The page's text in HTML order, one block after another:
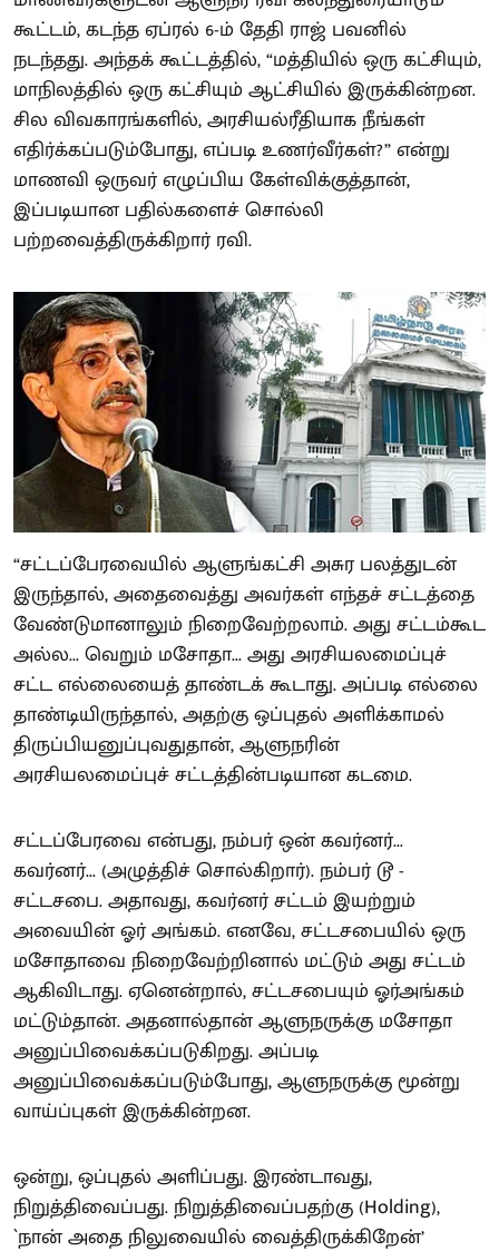
கூட்டம், கடந்த ஏப்ரல் 6-ம் தேதி ராஜ் பவனில்
நடந்தது. அந்தக் கூட்டத்தில், “மத்தியில் ஒரு கட்சியும்,
மாநிலத்தில் ஒரு கட்சியும் ஆட்சியில் இருக்கின்றன.
சில விவகாரங்களில், அரசியல்ரீதியாக நீங்கள்
எதிர்க்கப்படும்போது, எப்படி உணர்வீர்கள்?” என்று
மாணவி ஒருவர் எழுப்பிய கேள்விக்குத்தான்,
இப்படியான பதில்களைச் சொல்லி
பற்றவைத்திருக்கிறார் ரவி.
“சட்டப்பேரவையில் ஆளுங்கட்சி அசுர பலத்துடன்
இருந்தால், அதைவைத்து அவர்கள் எந்தச் சட்டத்தை
வேண்டுமானாலும் நிறைவேற்றலாம். அது சட்டம்கூட
அல்ல... வெறும் மசோதா... அது அரசியலமைப்புச்
சட்ட எல்லையைத் தாண்டக் கூடாது. அப்படி எல்லை
தாண்டியிருந்தால், அதற்கு ஒப்புதல் அளிக்காமல்
திருப்பியனுப்புவதுதான், ஆளுநரின்
அரசியலமைப்புச் சட்டத்தின்படியான கடமை.
சட்டப்பேரவை என்பது, நம்பர் ஒன் கவர்னர்...
கவர்னர்... (அழுத்திச் சொல்கிறார்). நம்பர் டூ -
சட்டசபை. அதாவது, கவர்னர் சட்டம் இயற்றும்
அவையின் ஓர் அங்கம். எனவே, சட்டசபையில் ஒரு
மசோதாவை நிறைவேற்றினால் மட்டும் அது சட்டம்
ஆகிவிடாது. ஏனென்றால், சட்டசபையும் ஓர்அங்கம்
மட்டும்தான். அதனால்தான் ஆளுநருக்கு மசோதா
அனுப்பிவைக்கப்படுகிறது. அப்படி
அனுப்பிவைக்கப்படும்போது, ஆளுநருக்கு மூன்று
வாய்ப்புகள் இருக்கின்றன.
ஒன்று, ஒப்புதல் அளிப்பது. இரண்டாவது,
நிறுத்திவைப்பது. நிறுத்திவைப்பதற்கு (Holding),
`நான் அதை நிலுவையில் வைத்திருக்கிறேன்’